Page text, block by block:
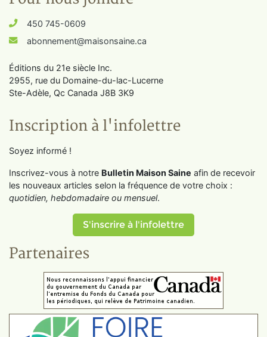
450 745-0609
abonnement@maisonsaine.ca
Éditions du 21e siècle Inc.
2955, rue du Domaine-du-lac-Lucerne
Ste-Adèle, Qc Canada J8B 3K9
Inscription à l'infolettre
Soyez informé !
Inscrivez-vous à notre Bulletin Maison Saine afin de recevoir
les nouveaux articles selon la fréquence de votre choix :
quotidien, hebdomadaire ou mensuel.
S'inscrire à l'infolettre
Partenaires